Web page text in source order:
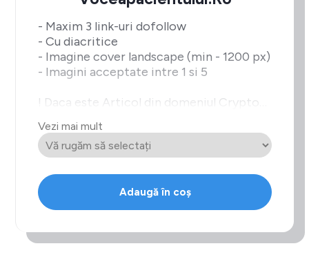
- Maxim 3 link-uri dofollow
- Cu diacritice
- Imagine cover landscape (min - 1200 px)
- Imagini acceptate intre 1 si 5
! Daca este Articol din domeniul Crypto
pretul de Bet/Casino
Vezi mai mult
Adaugă în coș